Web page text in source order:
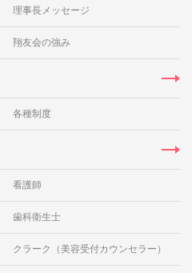
理事長メッセージ
翔友会の強み
各種制度
看護師
歯科衛生士
クラーク（美容受付カウンセラー）